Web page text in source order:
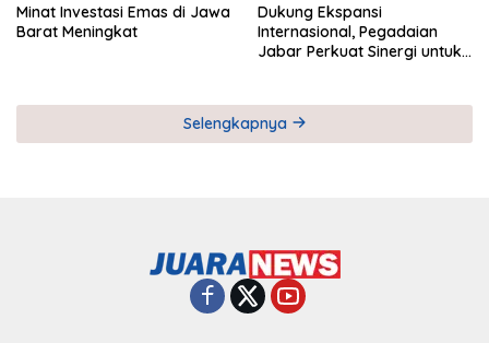
Minat Investasi Emas di Jawa
Barat Meningkat
Dukung Ekspansi
Internasional, Pegadaian
Jabar Perkuat Sinergi untuk
Selengkapnya